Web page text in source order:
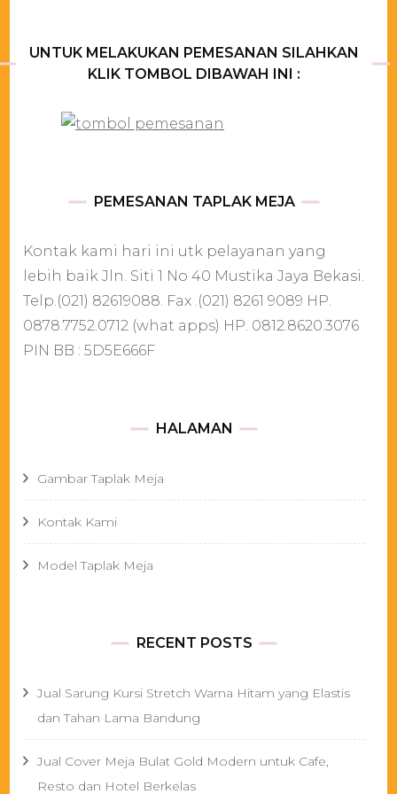
UNTUK MELAKUKAN PEMESANAN SILAHKAN
KLIK TOMBOL DIBAWAH INI :
PEMESANAN TAPLAK MEJA
Kontak kami hari ini utk pelayanan yang
lebih baik Jln. Siti 1 No 40 Mustika Jaya Bekasi.
Telp.(021) 82619088. Fax .(021) 8261 9089 HP.
0878.7752.0712 (what apps) HP. 0812.8620.3076
PIN BB : 5D5E666F
HALAMAN
Gambar Taplak Meja
Kontak Kami
Model Taplak Meja
RECENT POSTS
Jual Sarung Kursi Stretch Warna Hitam yang Elastis
dan Tahan Lama Bandung
Jual Cover Meja Bulat Gold Modern untuk Cafe,
Resto dan Hotel Berkelas